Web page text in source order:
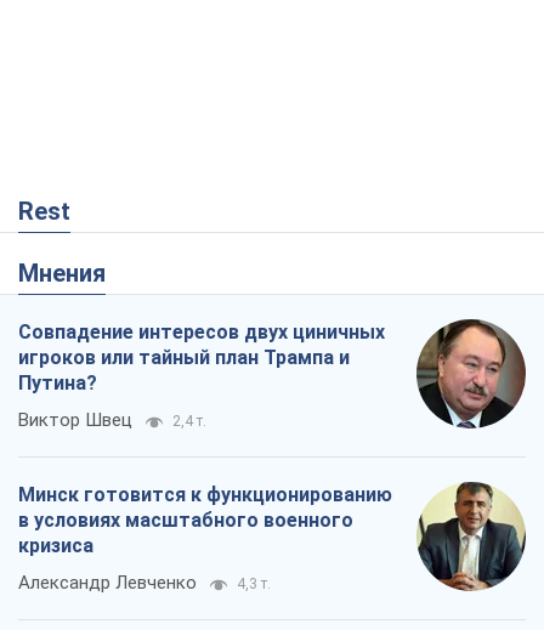
Rest
Мнения
Совпадение интересов двух циничных
игроков или тайный план Трампа и
Путина?
Виктор Швец 2,4 т.
Минск готовится к функционированию
в условиях масштабного военного
кризиса
Александр Левченко 4,3 т.